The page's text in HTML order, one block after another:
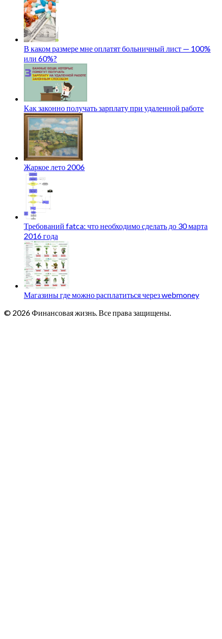
В каком размере мне оплатят больничный лист — 100%
или 60%?
Как законно получать зарплату при удаленной работе
Жаркое лето 2006
Требований fatca: что необходимо сделать до 30 марта
2016 года
Магазины где можно расплатиться через webmoney
© 2026 Финансовая жизнь. Все права защищены.